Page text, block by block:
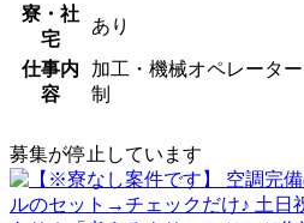
寮・社
宅
あり
仕事内
容
加工・機械オペレータ
制
募集が停止しています